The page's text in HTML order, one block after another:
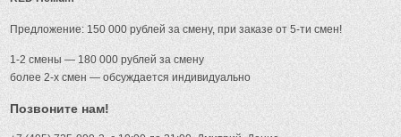
Предложение: 150 000 рублей за смену, при заказе от 5-ти смен!
1-2 смены — 180 000 рублей за смену
более 2-х смен — обсуждается индивидуально
Позвоните нам!